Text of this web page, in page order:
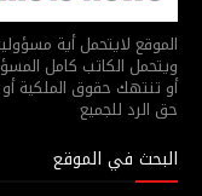
الموقع لايتحمل أية
ويتحمل الكاتب كامل
أو تنتهك حقوق الملكية
حق الرد للجميع
البحث في الموقع